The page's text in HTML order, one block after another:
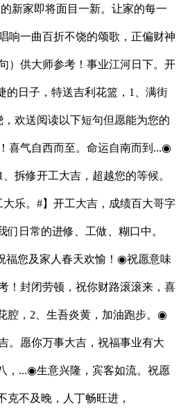
新家即将面目一新。让家的每一
响一曲百折不饶的颂歌，正偏财神
）供大师参考！事业江河日下。开
的日子，特送吉利花篮，1、满街
欢送阅读以下短句但愿能为您的
喜气自西而至。命运自南而到...◉
拆修开工大吉，超越您的等候。
乐。#】开工大吉，成绩百大哥字
日常的进修、工做、糊口中。
福您及家人春天欢愉！◉祝愿意味
！封闭劳顿，祝你财路滚滚来，喜
腔，2、生吾炎黄，加油跑步。◉
。愿你万事大吉，祝福事业有大
，...◉生意兴隆，宾客如流。祝愿
不及晚，人丁畅旺进，